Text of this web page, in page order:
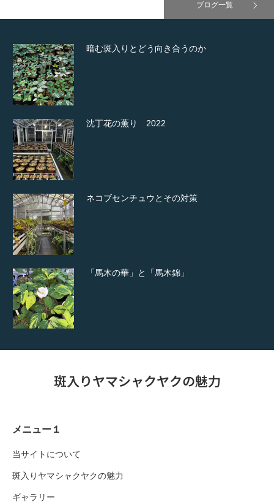
ブログ一覧
暗む斑入りとどう向き合うのか
沈丁花の薫り 2022
ネコブセンチュウとその対策
「馬木の華」と「馬木錦」
斑入りヤマシャクヤクの魅力
メニュー１
当サイトについて
斑入りヤマシャクヤクの魅力
ギャラリー